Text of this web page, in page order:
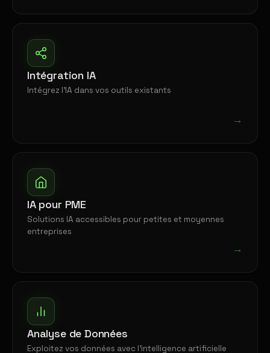
Intégration IA
Intégrez l'IA dans vos outils existants
→
IA pour PME
Solutions IA accessibles pour petites et moyennes
entreprises
→
Analyse de Données
Exploitez vos données avec l'intelligence artificielle